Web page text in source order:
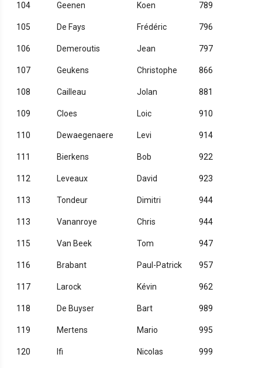
104 Geenen Koen 789
105 De Fays Frédéric 796
106 Demeroutis Jean 797
107 Geukens Christophe 866
108 Cailleau Jolan 881
109 Cloes Loic 910
110 Dewaegenaere Levi 914
111 Bierkens Bob 922
112 Leveaux David 923
113 Tondeur Dimitri 944
113 Vananroye Chris 944
115 Van Beek Tom 947
116 Brabant Paul-Patrick 957
117 Larock Kévin 962
118 De Buyser Bart 989
119 Mertens Mario 995
120 Ifi Nicolas 999